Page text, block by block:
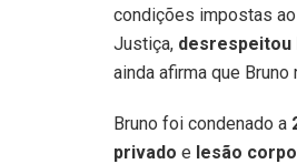
condições impostas
Justiça, desrespeitou
ainda afirma que Bruno
Bruno foi condenado a
privado e lesão